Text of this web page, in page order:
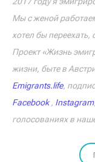
Мы с женой
хотел бы переехать,
Проект «Жизнь
жизни, быте в
Emigrants.life,
Facebook, Instagram,
голосованиях в